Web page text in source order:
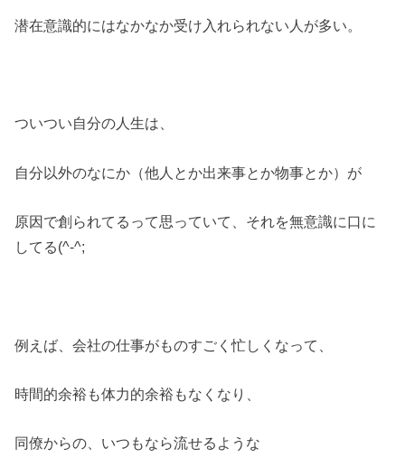
潜在意識的にはなかなか受け入れられない人が多い。
ついつい自分の人生は、
自分以外のなにか（他人とか出来事とか物事とか）が
原因で創られてるって思っていて、それを無意識に口に
してる(^-^;
例えば、会社の仕事がものすごく忙しくなって、
時間的余裕も体力的余裕もなくなり、
同僚からの、いつもなら流せるような